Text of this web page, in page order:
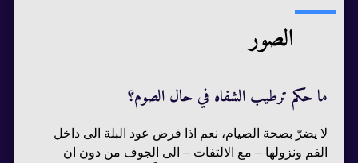
الصور
ما حكم ترطيب الشفاه في حال الصوم؟
لا يضرّ بصحة الصيام، نعم اذا فرض عود البلة الى داخل
الفم ونزولها – مع الالتفات – الى الجوف من دون ان